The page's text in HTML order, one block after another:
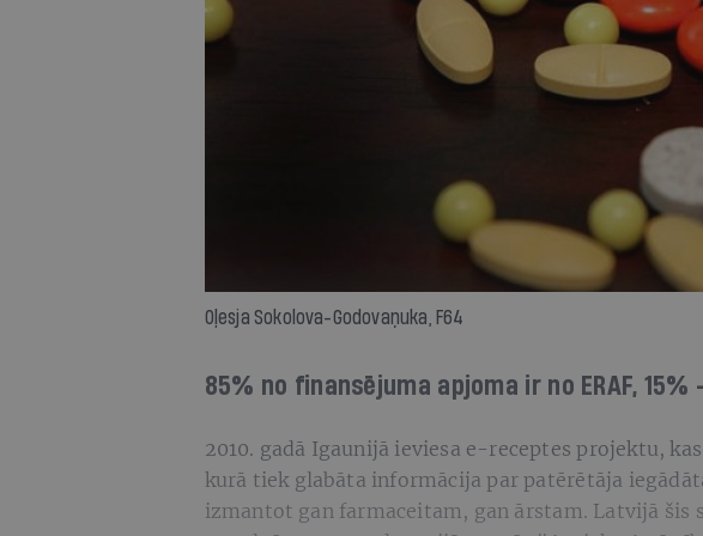
Oļesja Sokolova-Godovaņuka, F64
85% no finansējuma apjoma ir no ERAF,
2010. gadā Igaunijā ieviesa e-receptes projektu,
kurā tiek glabāta informācija par patērētāja
izmantot gan farmaceitam, gan ārstam. Latvijā šis